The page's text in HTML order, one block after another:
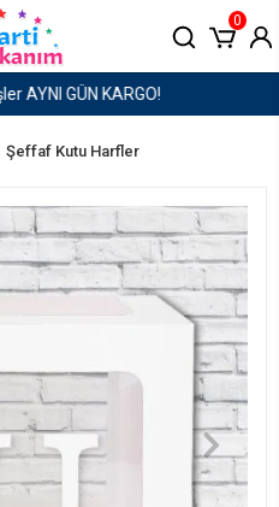
Kargo Ücretsiz!
0
Şeffaf Kutu Harfler